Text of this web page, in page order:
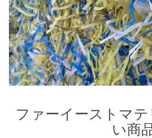
ファーイーストマ
い商